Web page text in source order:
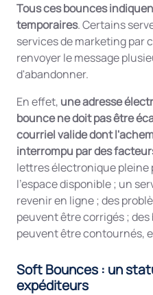
Tous ces bounces
temporaires. Certains
services de marketing par
renvoyer le message
d'abandonner.
En effet, une adresse
bounce ne doit pas être
courriel valide dont
interrompu par des
lettres électronique pleine
l'espace disponible ; un
revenir en ligne ; des
peuvent être corrigés ;
peuvent être contournés,
Soft Bounces : un
expéditeurs